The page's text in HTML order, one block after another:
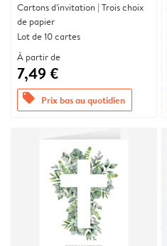
Cartons d'invitation | Trois choix
de papier
Lot de 10 cartes
À partir de
7,49 €
offers Prix bas au quotidien